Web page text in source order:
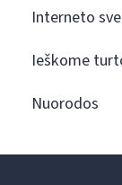
Interneto
Ieškome
Nuorodos